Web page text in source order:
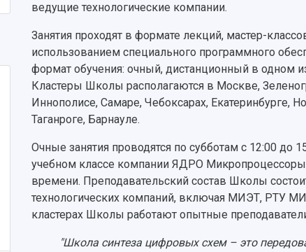
ведущие технологические компании.
Занятия проходят в формате лекций, мастер-
использованием специального программного
формат обучения: очный, дистанционный в одном
Кластеры Школы располагаются в Москве,
Иннополисе, Самаре, Чебоксарах, Екатеринбурге,
Таганроге, Барнауле.
Очные занятия проводятся по субботам с 12:00 до
учебном классе компании ЯДРО
времени. Преподавательский состав Школы
технологических компаний, включая МИЭТ, РТУ
кластерах Школы работают опытные
"Школа синтеза цифровых схем – это